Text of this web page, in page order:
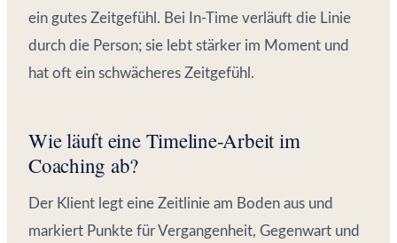
ein gutes Zeitgefühl. Bei In-Time verläuft die Linie
durch die Person; sie lebt stärker im Moment und
hat oft ein schwächeres Zeitgefühl.
Wie läuft eine Timeline-Arbeit im
Coaching ab?
Der Klient legt eine Zeitlinie am Boden aus und
markiert Punkte für Vergangenheit, Gegenwart und